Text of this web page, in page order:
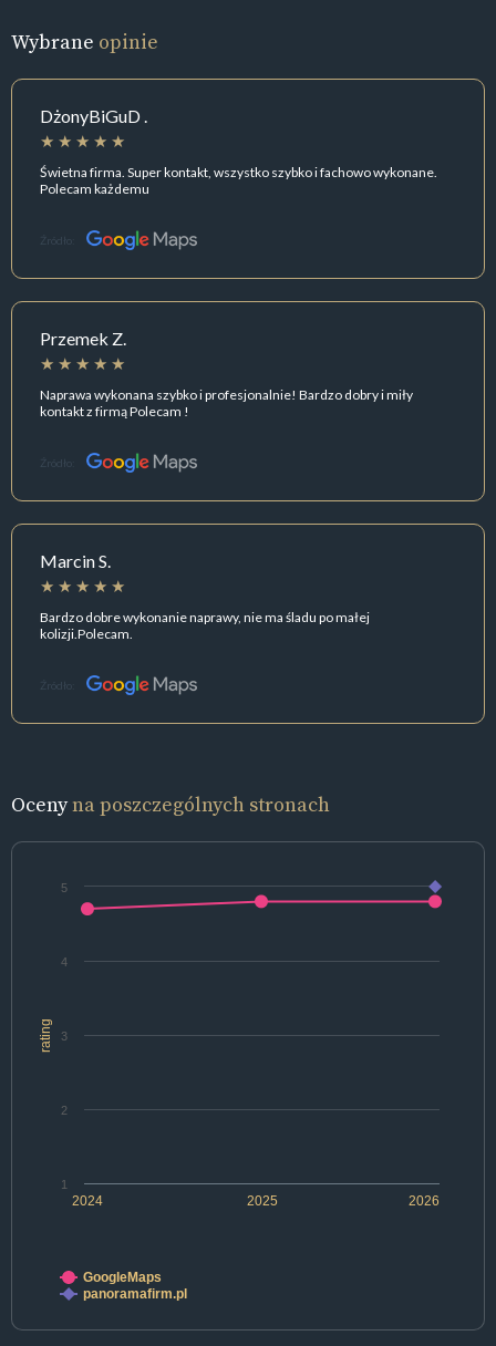
Wybrane opinie
DżonyBiGuD .
Świetna firma. Super kontakt, wszystko szybko i fachowo wykonane.
Polecam każdemu
Źródło:
Przemek Z.
Naprawa wykonana szybko i profesjonalnie! Bardzo dobry i miły
kontakt z firmą Polecam !
Źródło:
Marcin S.
Bardzo dobre wykonanie naprawy, nie ma śladu po małej
kolizji.Polecam.
Źródło:
Ocenyna poszczególnych stronach
rating
2024 2025 2026
1
2
3
4
5
GoogleMaps
panoramafirm.pl